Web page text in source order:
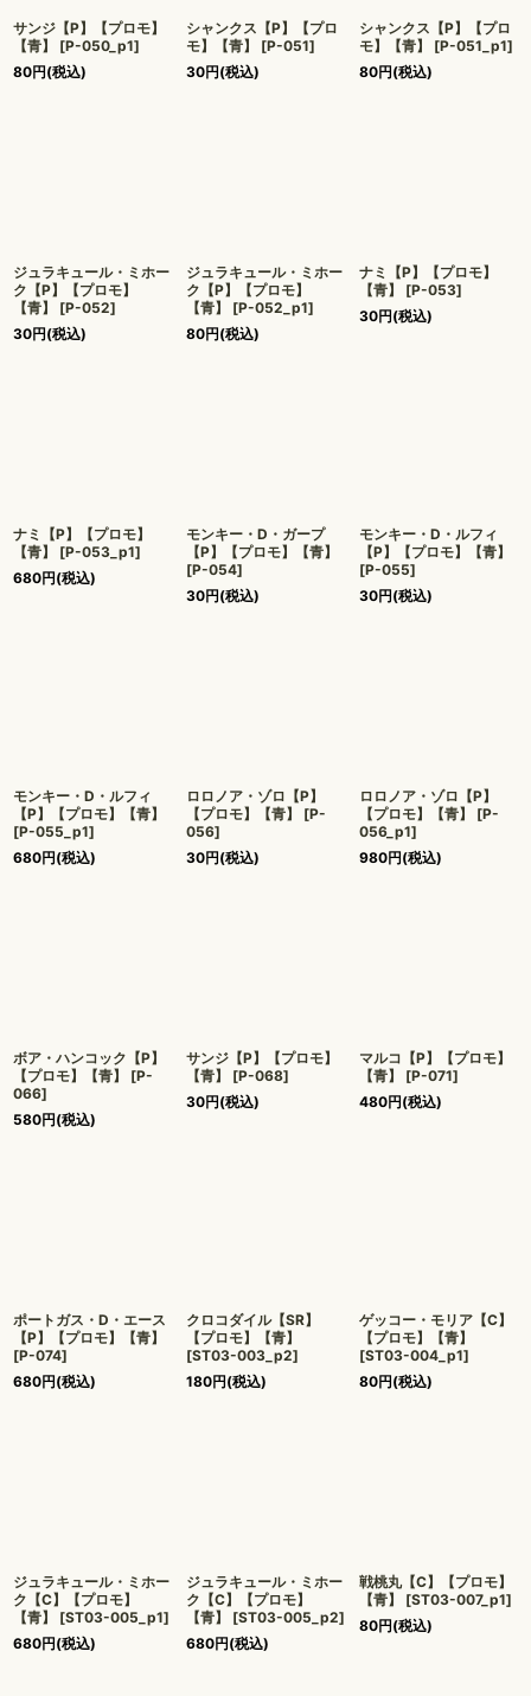
サンジ【P】【プロモ】
【青】
[P-050_p1]
80円(税込)
シャンクス【P】【プロ
モ】【青】
[P-051]
30円(税込)
シャンクス【P】【プロ
モ】【青】
[P-051_p1]
80円(税込)
ジュラキュール・ミホー
ク【P】【プロモ】
【青】
[P-052]
30円(税込)
ジュラキュール・ミホー
ク【P】【プロモ】
【青】
[P-052_p1]
80円(税込)
ナミ【P】【プロモ】
【青】
[P-053]
30円(税込)
ナミ【P】【プロモ】
【青】
[P-053_p1]
680円(税込)
モンキー・D・ガープ
【P】【プロモ】【青】
[P-054]
30円(税込)
モンキー・D・ルフィ
【P】【プロモ】【青】
[P-055]
30円(税込)
モンキー・D・ルフィ
【P】【プロモ】【青】
[P-055_p1]
680円(税込)
ロロノア・ゾロ【P】
【プロモ】【青】
[P-
056]
30円(税込)
ロロノア・ゾロ【P】
【プロモ】【青】
[P-
056_p1]
980円(税込)
ボア・ハンコック【P】
【プロモ】【青】
[P-
066]
580円(税込)
サンジ【P】【プロモ】
【青】
[P-068]
30円(税込)
マルコ【P】【プロモ】
【青】
[P-071]
480円(税込)
ポートガス・D・エース
【P】【プロモ】【青】
[P-074]
680円(税込)
クロコダイル【SR】
【プロモ】【青】
[ST03-003_p2]
180円(税込)
ゲッコー・モリア【C】
【プロモ】【青】
[ST03-004_p1]
80円(税込)
ジュラキュール・ミホー
ク【C】【プロモ】
【青】
[ST03-005_p1]
680円(税込)
ジュラキュール・ミホー
ク【C】【プロモ】
【青】
[ST03-005_p2]
680円(税込)
戦桃丸【C】【プロモ】
【青】
[ST03-007_p1]
80円(税込)